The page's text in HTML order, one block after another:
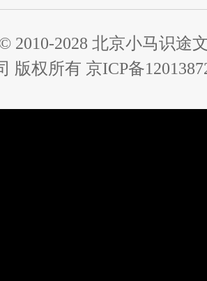
2010-2028 北京小马识途
版权所有 京ICP备